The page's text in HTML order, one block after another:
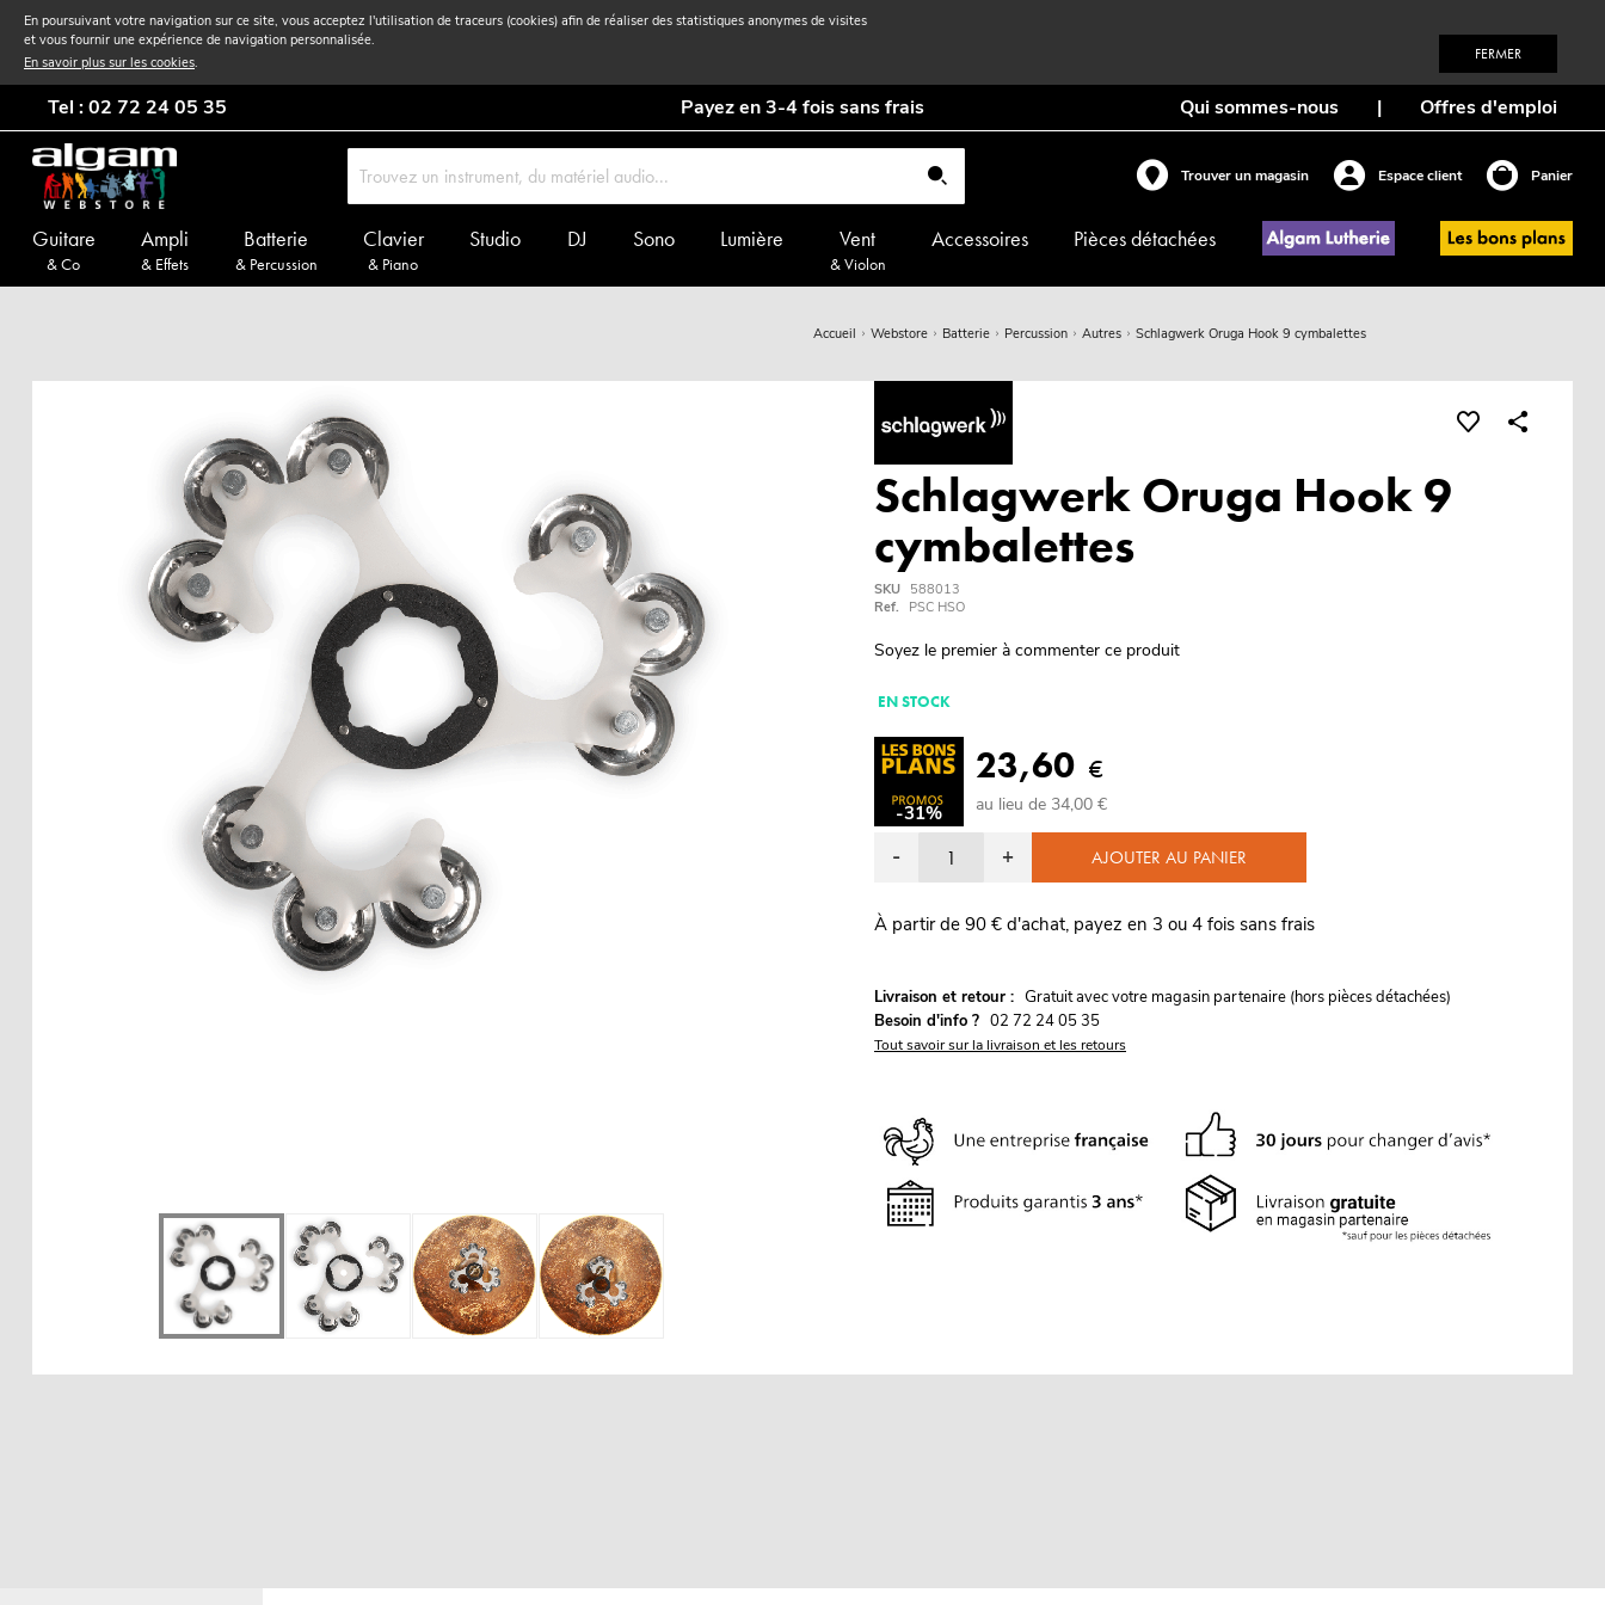
En poursuivant votre navigation sur ce site, vous acceptez l'utilisation de traceurs (cookies) afin de réaliser des statistiques anonymes de visites
et vous fournir une expérience de navigation personnalisée.
En savoir plus sur les cookies. FERMER
Tel : 02 72 24 05 35 Payez en 3-4 fois sans frais Qui sommes-nous | Offres d'emploi
Trouver un magasin Espace client Panier
Guitare
& Co
Ampli
& Effets
Batterie
& Percussion
Clavier
& Piano
Studio DJ Sono Lumière Vent
& Violon
Accessoires Pièces détachées
Accueil Webstore Batterie Percussion Autres Schlagwerk Oruga Hook 9 cymbalettes
Schlagwerk Oruga Hook 9
cymbalettes
SKU 588013
Ref.
PSC HSO
Soyez le premier à commenter ce produit
EN STOCK
-31%
23,60 €
au lieu de 34,00 €
- + AJOUTER AU PANIER
À partir de 90 € d'achat, payez en 3 ou 4 fois sans frais
Livraison et retour : Gratuit avec votre magasin partenaire (hors pièces détachées)
Besoin d'info ? 02 72 24 05 35
Tout savoir sur la livraison et les retours